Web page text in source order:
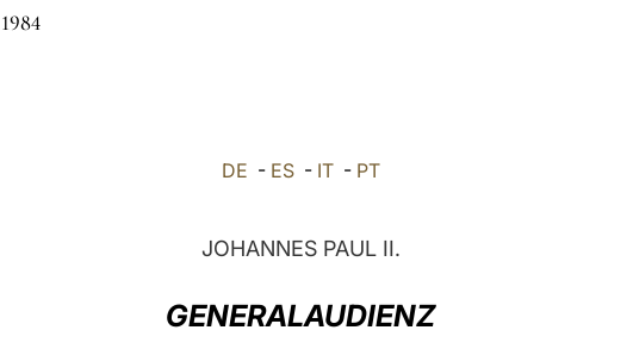
1984
DE - ES- IT- PT
JOHANNES PAUL II.
GENERALAUDIENZ